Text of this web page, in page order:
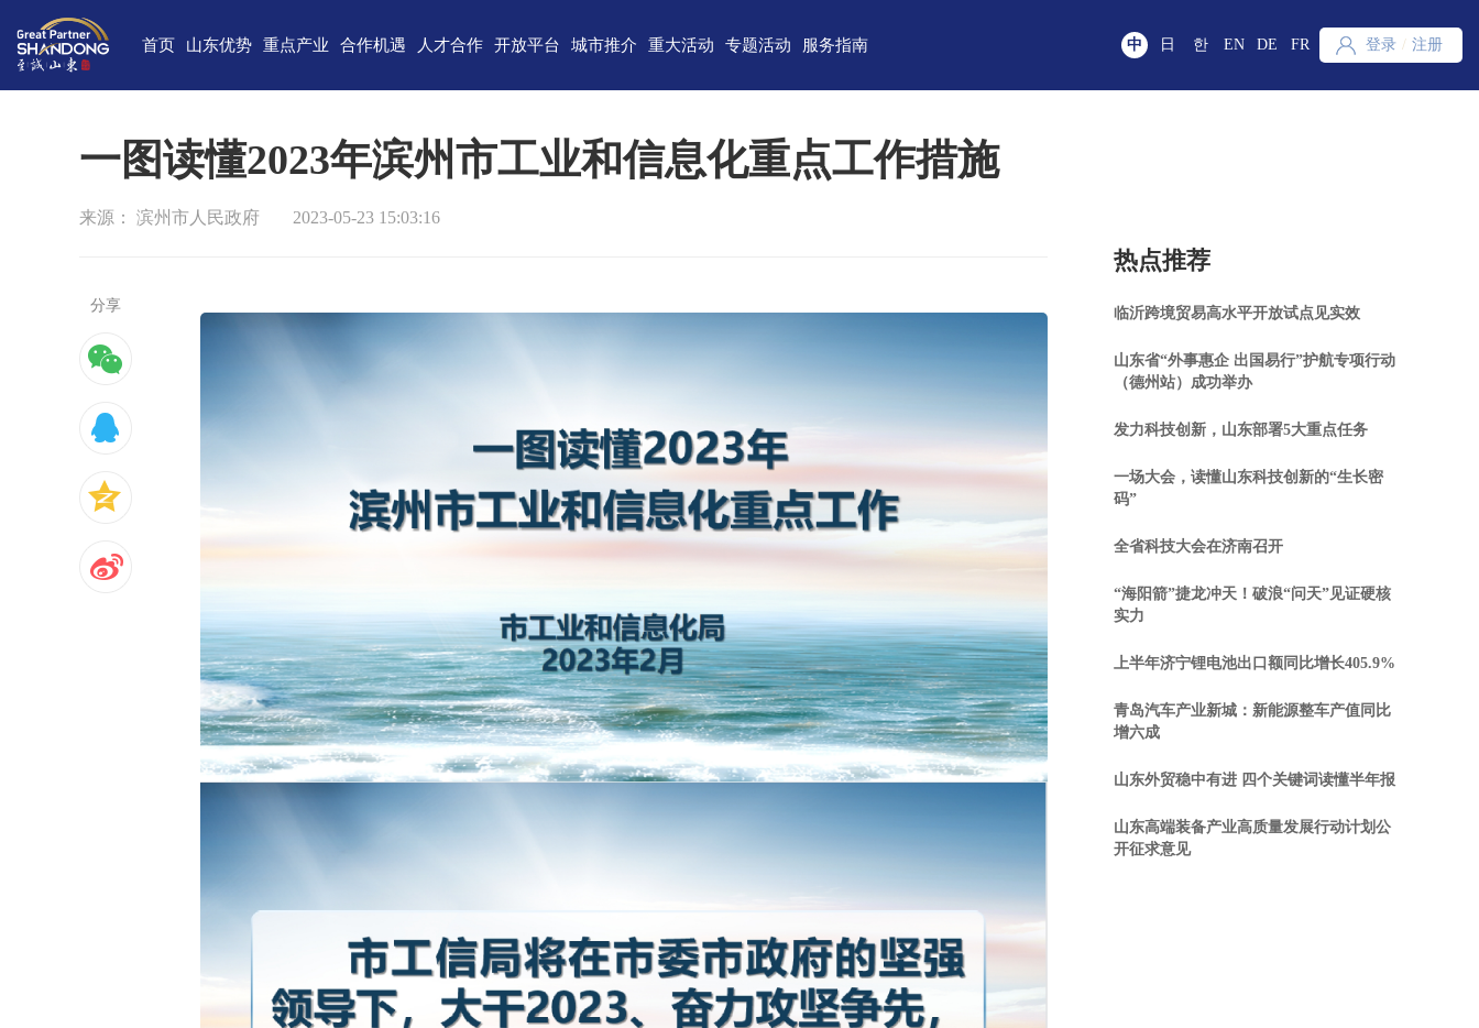
首页 山东优势
独特的区位优势
雄厚的经济基础
完备的产业体系
蓬勃的海洋经济
重点产业
新一代信息技术 高端装备
新能源 新材料
现代海洋 医养健康
高端化工 现代高效农业
合作机遇
合作项目库
重点外资项目跟踪推进平台
人才合作
人才需求
最新招聘
开放平台
中国(山东)自由贸易试验区
高新技术产业开发区
经济（技术）开发区
中国-上海合作组织地方经贸合作示范区
城市推介
济南 青岛
淄博 枣庄
东营 烟台
重大活动 专题活动
重点区域招商
直播山东
云招商
服务指南
政务服务
联络我们
意见建议
中 日 한 EN DE FR 登录 / 注册
一图读懂2023年滨州市工业和信息化重点工作措施
来源： 滨州市人民政府 2023-05-23 15:03:16
分享
热点推荐
临沂跨境贸易高水平开放试点见实效
山东省“外事惠企 出国易行”护航专项行动
（德州站）成功举办
发力科技创新，山东部署5大重点任务
一场大会，读懂山东科技创新的“生长密
码”
全省科技大会在济南召开
“海阳箭”捷龙冲天！破浪“问天”见证硬核
实力
上半年济宁锂电池出口额同比增长405.9%
青岛汽车产业新城：新能源整车产值同比
增六成
山东外贸稳中有进 四个关键词读懂半年报
山东高端装备产业高质量发展行动计划公
开征求意见